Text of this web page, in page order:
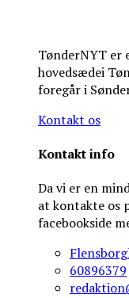
TønderNYT er
hovedsædei
foregår i
Kontakt os
Kontakt info
Da vi er en
at kontakte os
facebookside
60896379